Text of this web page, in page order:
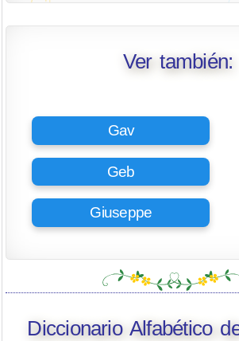
Ver también:
Gav
Geb
Giuseppe
Diccionario Alfabético